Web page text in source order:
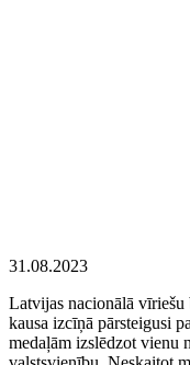
31.08.2023
Latvijas nacionālā vīriešu
kausa izcīņā pārsteigusi
medaļām izslēdzot vienu